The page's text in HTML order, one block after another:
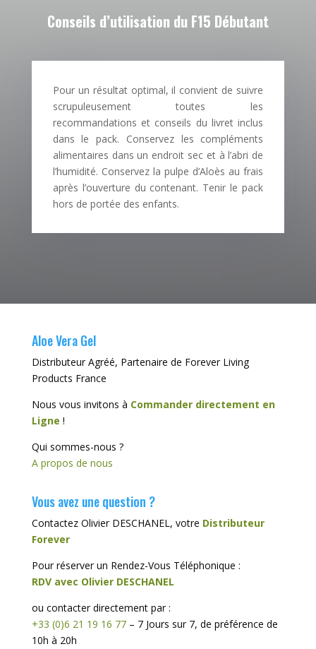
Conseils d’utilisation du F15 Débutant
Pour un résultat optimal, il convient de suivre
scrupuleusement toutes les
recommandations et conseils du livret inclus
dans le pack. Conservez les compléments
alimentaires dans un endroit sec et à l’abri de
l’humidité. Conservez la pulpe d’Aloès au frais
après l’ouverture du contenant. Tenir le pack
hors de portée des enfants.
Aloe Vera Gel
Distributeur Agréé, Partenaire de Forever Living
Products France
Nous vous invitons à Commander directement en
Ligne !
Qui sommes-nous ?
A propos de nous
Vous avez une question ?
Contactez Olivier DESCHANEL, votre Distributeur
Forever
Pour réserver un Rendez-Vous Téléphonique :
RDV avec Olivier DESCHANEL
ou contacter directement par :
+33 (0)6 21 19 16 77– 7 Jours sur 7, de préférence de
10h à 20h